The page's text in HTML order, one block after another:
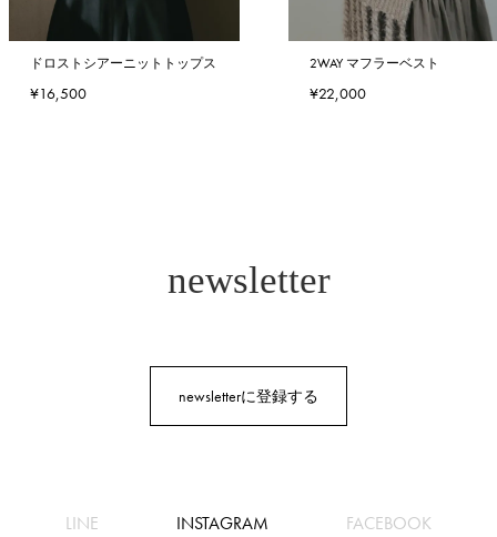
ドロストシアーニットトップス
¥16,500
2WAY マフラーベスト
¥22,000
newsletter
newsletterに登録する
LINE INSTAGRAM FACEBOOK